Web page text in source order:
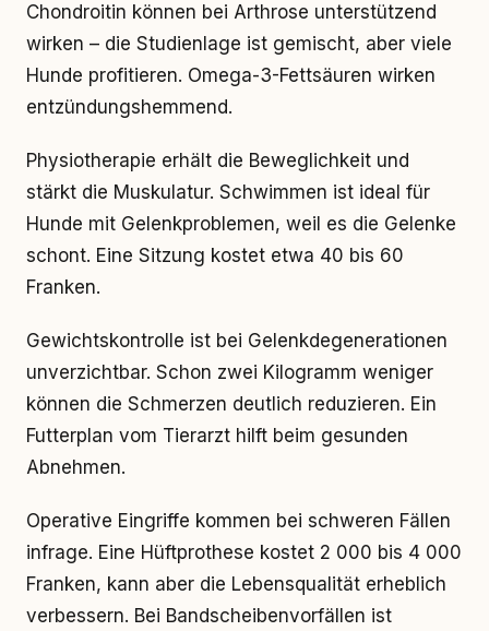
Chondroitin können bei Arthrose unterstützend
wirken – die Studienlage ist gemischt, aber viele
Hunde profitieren. Omega-3-Fettsäuren wirken
entzündungshemmend.
Physiotherapie erhält die Beweglichkeit und
stärkt die Muskulatur. Schwimmen ist ideal für
Hunde mit Gelenkproblemen, weil es die Gelenke
schont. Eine Sitzung kostet etwa 40 bis 60
Franken.
Gewichtskontrolle ist bei Gelenkdegenerationen
unverzichtbar. Schon zwei Kilogramm weniger
können die Schmerzen deutlich reduzieren. Ein
Futterplan vom Tierarzt hilft beim gesunden
Abnehmen.
Operative Eingriffe kommen bei schweren Fällen
infrage. Eine Hüftprothese kostet 2 000 bis 4 000
Franken, kann aber die Lebensqualität erheblich
verbessern. Bei Bandscheibenvorfällen ist